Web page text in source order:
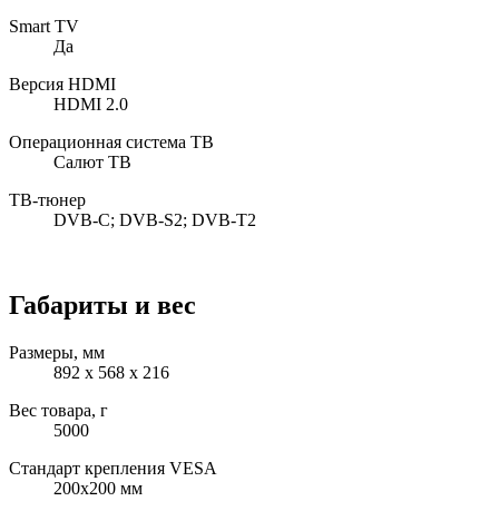
Smart TV
Да
Версия HDMI
HDMI 2.0
Операционная система ТВ
Салют ТВ
ТВ-тюнер
DVB-C; DVB-S2; DVB-T2
Габариты и вес
Размеры, мм
892 x 568 x 216
Вес товара, г
5000
Стандарт крепления VESA
200x200 мм